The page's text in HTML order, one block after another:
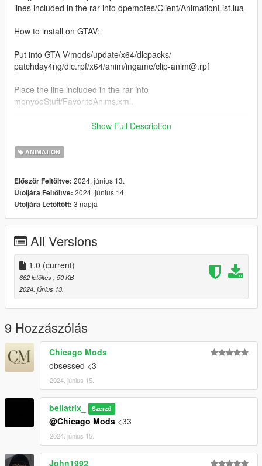
lines included in the rar into dpemotes/Client/AnimationList.lua
How to install on GTAV:
Put into GTA V/mods/update/x64/dlcpacks/
patchday4ng/dlc.rpf/x64/anim/ingame/clip-anim@.rpf
Place the line included in the rar into
menyooStuff/FavoriteAnims.xml.
Show Full Description
ANIMATION
Először Feltöltve: 2024. június 13.
Utoljára Feltöltve: 2024. június 14.
Utoljára Letöltött: 3 napja
All Versions
1.0 (current)
662 letöltés , 50 KB
2024. június 13.
9 Hozzászólás
Chicago Mods
obsessed <3
2024. június 15.
bellatrix_ Szerző
@Chicago Mods <33
2024. június 15.
John1992